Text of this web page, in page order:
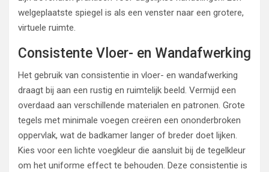
welgeplaatste spiegel is als een venster naar een grotere,
virtuele ruimte.
Consistente Vloer- en Wandafwerking
Het gebruik van consistentie in vloer- en wandafwerking
draagt bij aan een rustig en ruimtelijk beeld. Vermijd een
overdaad aan verschillende materialen en patronen. Grote
tegels met minimale voegen creëren een ononderbroken
oppervlak, wat de badkamer langer of breder doet lijken.
Kies voor een lichte voegkleur die aansluit bij de tegelkleur
om het uniforme effect te behouden. Deze consistentie is